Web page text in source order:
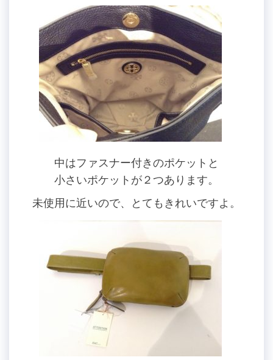
中はファスナー付きのポケットと
小さいポケットが２つあります。
未使用に近いので、とてもきれいですよ。